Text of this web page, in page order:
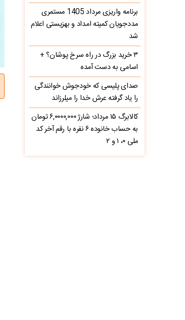
برنامه واریزی مرداد 1405 مستمری
مددجویان کمیته امداد و بهزیستی اعلام
شد
۳ خرید بزرگ در راه سرخ‌ پوشان؟ +
اسامی به دست آمده
صدای پلیسی که خودجوش خوانندگی
را یاد گرفته عرش خدا را میلرزاند
کالابرگ ۱۵ مرداد؛ شارژ ۶,۰۰۰۰,۰۰۰ تومان
به حساب خانوده ۶ نفره با رقم آخر کد
ملی ۰، ۱ و ۲